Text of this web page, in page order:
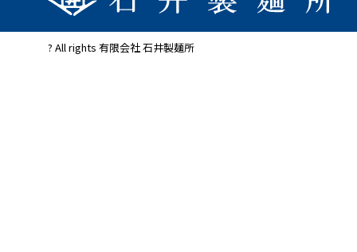
? All rights 有限会社 石井製麺所